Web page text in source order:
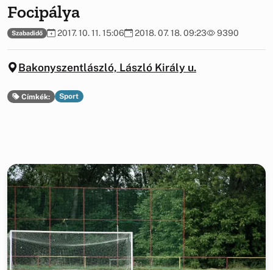
Focipálya
Szabadidő 2017. 10. 11. 15:06 2018. 07. 18. 09:23 9390
Bakonyszentlászló, László Király u.
Címkék: Sport